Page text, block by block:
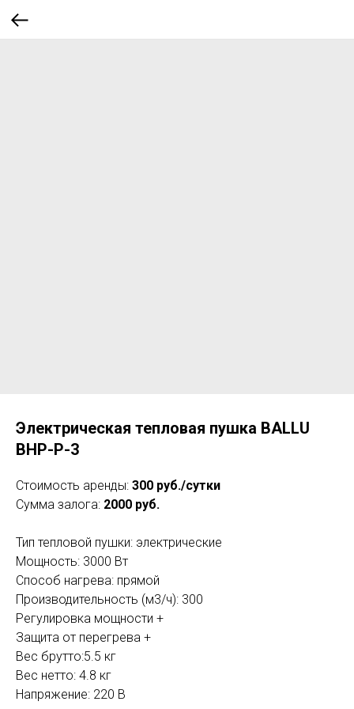
Электрическая тепловая пушка BALLU
BHP-P-3
Стоимость аренды: 300 руб./сутки
Сумма залога: 2000 руб.
Тип тепловой пушки: электрические
Мощность: 3000 Вт
Способ нагрева: прямой
Производительность (м3/ч): 300
Регулировка мощности +
Защита от перегрева +
Вес брутто:5.5 кг
Вес нетто: 4.8 кг
Напряжение: 220 В